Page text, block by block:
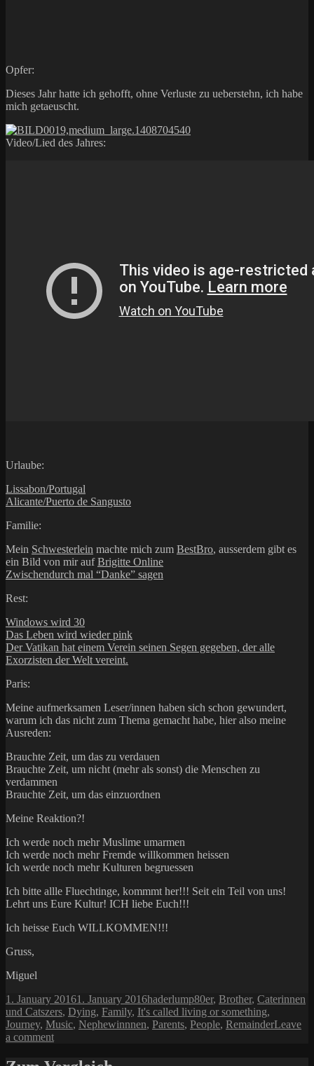
Opfer:
Dieses Jahr hatte ich gehofft, ohne Verluste zu ueberstehn, ich habe
mich getaeuscht.
Video/Lied des Jahres:
Urlaube:
Lissabon/Portugal
Alicante/Puerto de Sangusto
Familie:
Mein Schwesterlein machte mich zum BestBro, ausserdem gibt es
ein Bild von mir aufBrigitte Online
Zwischendurch mal “Danke” sagen
Rest:
Windows wird 30
Das Leben wird wieder pink
Der Vatikan hat einem Verein seinen Segen gegeben, der alle
Exorzisten der Welt vereint.
Paris:
Meine aufmerksamen Leser/innen haben sich schon gewundert,
warum ich das nicht zum Thema gemacht habe, hier also meine
Ausreden:
Brauchte Zeit, um das zu verdauen
Brauchte Zeit, um nicht (mehr als sonst) die Menschen zu
verdammen
Brauchte Zeit, um das einzuordnen
Meine Reaktion?!
Ich werde noch mehr Muslime umarmen
Ich werde noch mehr Fremde willkommen heissen
Ich werde noch mehr Kulturen begruessen
Ich bitte allle Fluechtinge, kommmt her!!! Seit ein Teil von uns!
Lehrt uns Eure Kultur! ICH liebe Euch!!!
Ich heisse Euch WILLKOMMEN!!!
Gruss,
Miguel
Posted
on
1. January 20161. January 2016Author
haderlumpCategories
80er, Brother, Caterinnen
und Catszers, Dying, Family, It's called living or something,
Journey, Music, Nephewinnnen, Parents, People, RemainderLeave
a commenton
2015